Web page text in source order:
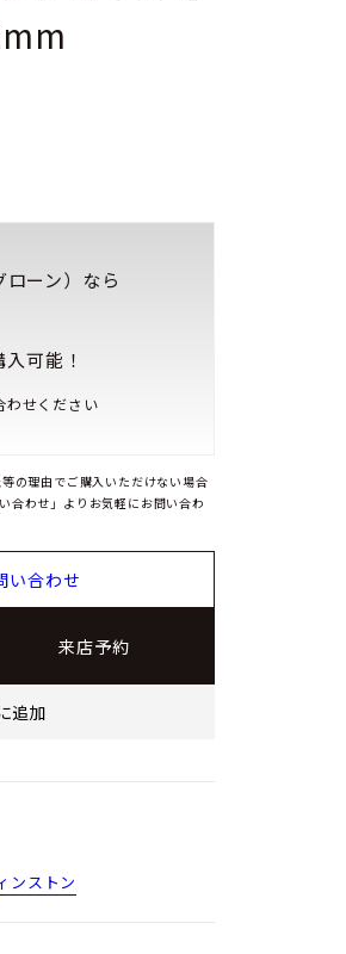
ーン）なら
入可能！
わせください
の理由でご購入いただけない場合
合わせ」よりお気軽にお問い合わ
い合わせ
来店予約
追加
ンストン